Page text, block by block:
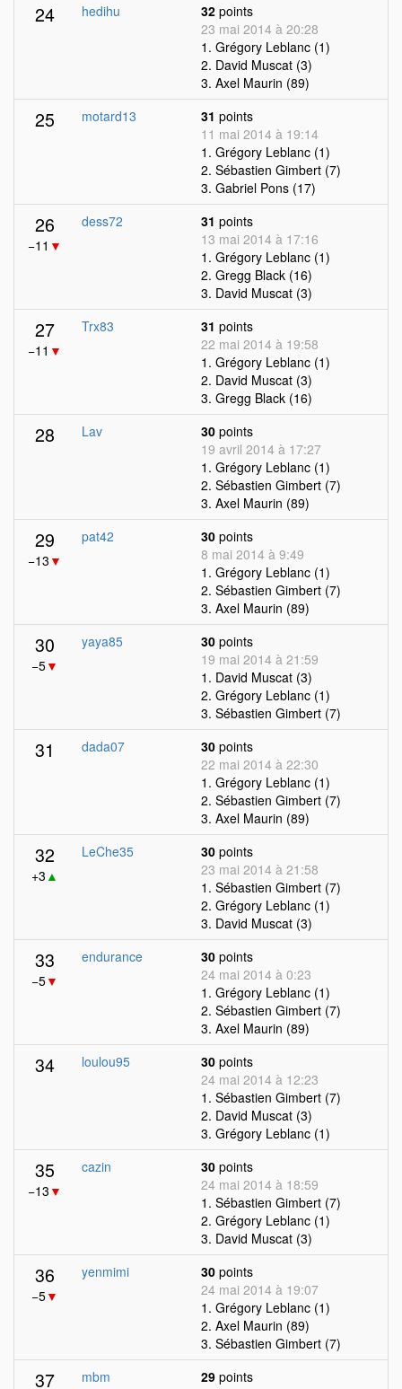
24 hedihu 32 points
23 mai 2014 à 20:28
1. Grégory Leblanc (1)
2. David Muscat (3)
3. Axel Maurin (89)
25 motard13 31 points
11 mai 2014 à 19:14
1. Grégory Leblanc (1)
2. Sébastien Gimbert (7)
3. Gabriel Pons (17)
26
−11 ▼
dess72 31 points
13 mai 2014 à 17:16
1. Grégory Leblanc (1)
2. Gregg Black (16)
3. David Muscat (3)
27
−11 ▼
Trx83 31 points
22 mai 2014 à 19:58
1. Grégory Leblanc (1)
2. David Muscat (3)
3. Gregg Black (16)
28 Lav 30 points
19 avril 2014 à 17:27
1. Grégory Leblanc (1)
2. Sébastien Gimbert (7)
3. Axel Maurin (89)
29
−13 ▼
pat42 30 points
8 mai 2014 à 9:49
1. Grégory Leblanc (1)
2. Sébastien Gimbert (7)
3. Axel Maurin (89)
30
−5▼
yaya85 30 points
19 mai 2014 à 21:59
1. David Muscat (3)
2. Grégory Leblanc (1)
3. Sébastien Gimbert (7)
31 dada07 30 points
22 mai 2014 à 22:30
1. Grégory Leblanc (1)
2. Sébastien Gimbert (7)
3. Axel Maurin (89)
32
+3 ▲
LeChe35 30 points
23 mai 2014 à 21:58
1. Sébastien Gimbert (7)
2. Grégory Leblanc (1)
3. David Muscat (3)
33
−5▼
endurance 30 points
24 mai 2014 à 0:23
1. Grégory Leblanc (1)
2. Sébastien Gimbert (7)
3. Axel Maurin (89)
34 loulou95 30 points
24 mai 2014 à 12:23
1. Sébastien Gimbert (7)
2. David Muscat (3)
3. Grégory Leblanc (1)
35
−13 ▼
cazin 30 points
24 mai 2014 à 18:59
1. Sébastien Gimbert (7)
2. Grégory Leblanc (1)
3. David Muscat (3)
36
−5▼
yenmimi 30 points
24 mai 2014 à 19:07
1. Grégory Leblanc (1)
2. Axel Maurin (89)
3. Sébastien Gimbert (7)
37 mbm 29 points